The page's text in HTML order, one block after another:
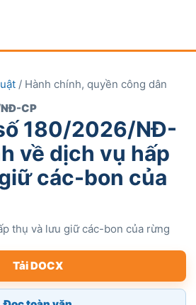
/ Hành chính, quyền công dân
CP
180/2026/NĐ-
về dịch vụ hấp
các-bon của
thụ và lưu giữ các-bon của rừng
Tải DOCX